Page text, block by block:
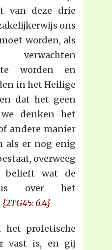
van deze drie
ons
worden, als
worden en
in het Heilige
dat het geen
denken het
andere manier
als er nog enig
overweeg
wat de
over het
{2TG45: 6.4}
het profetische
vast is, en gij